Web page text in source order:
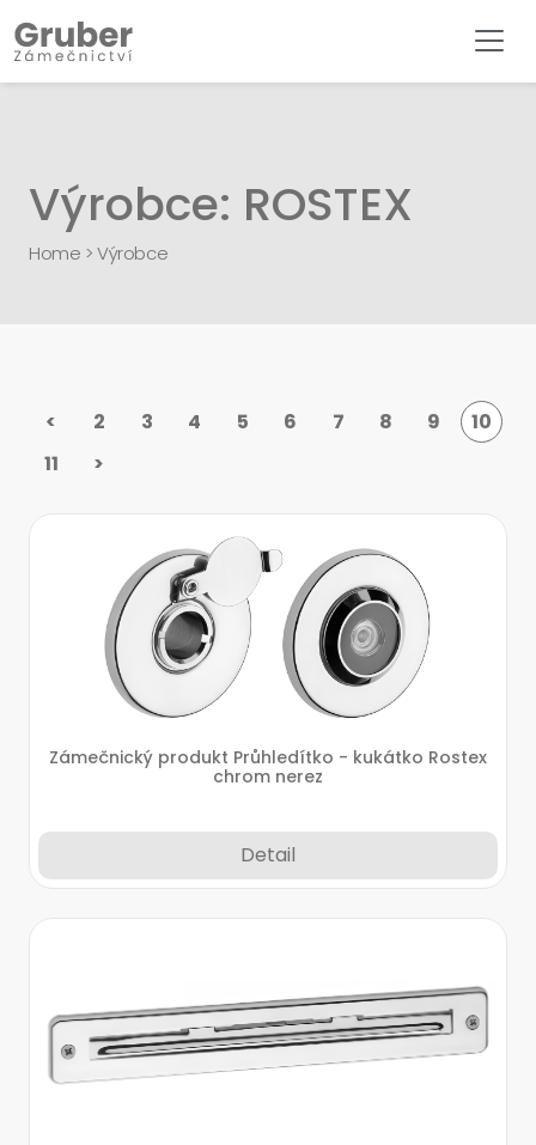
Výrobce: ROSTEX
Home >Výrobce
< 2 3 4 5 6 7 8 9
10
11
>
Zámečnický produkt Průhledítko - kukátko Rostex
chrom nerez
Detail